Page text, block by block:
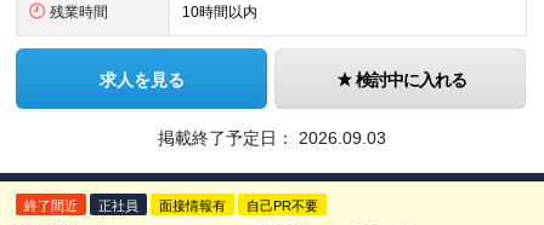
残業時間 10時間以内
求人を見る 検討中に入れる
掲載終了予定日： 2026.09.03
終了間近 正社員 面接情報有 自己PR不要